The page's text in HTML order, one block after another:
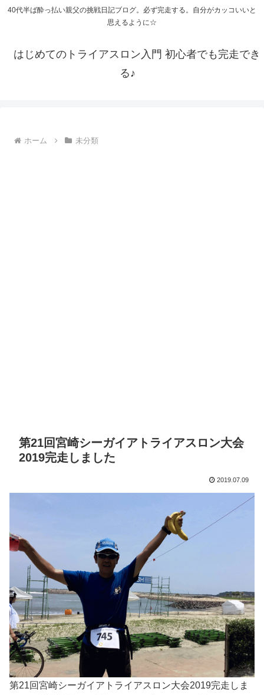
40代半ば酔っ払い親父の挑戦日記ブログ。必ず完走する。自分がカッコいいと
思えるように☆
はじめてのトライアスロン入門 初心者でも完走でき
る♪
ホーム 未分類
第21回宮崎シーガイアトライアスロン大会
2019完走しました
2019.07.09
第21回宮崎シーガイアトライアスロン大会2019完走しま